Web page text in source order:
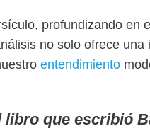
profundizando en
no solo ofrece
entendimiento
que escribió